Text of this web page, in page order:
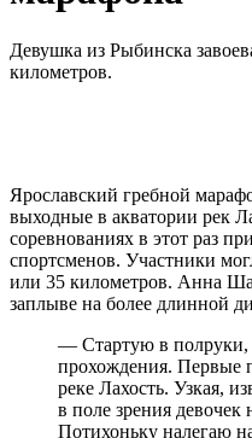
Девушка из Рыбинска
километров.
Ярославский гребной
выходные в акватории рек
соревнованиях в этот раз
спортсменов. Участники
или 35 километров. Анна
заплыве на более длинной
— Стартую в полруки,
прохождения. Первые
реке Лахость. Узкая,
в поле зрения
Потихоньку налегаю